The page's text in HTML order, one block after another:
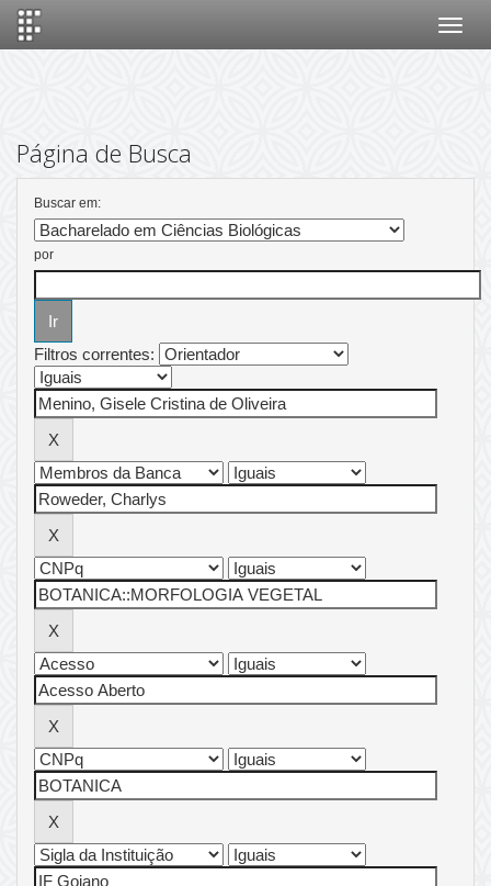
Página de Busca
Buscar em:
por
Filtros correntes: